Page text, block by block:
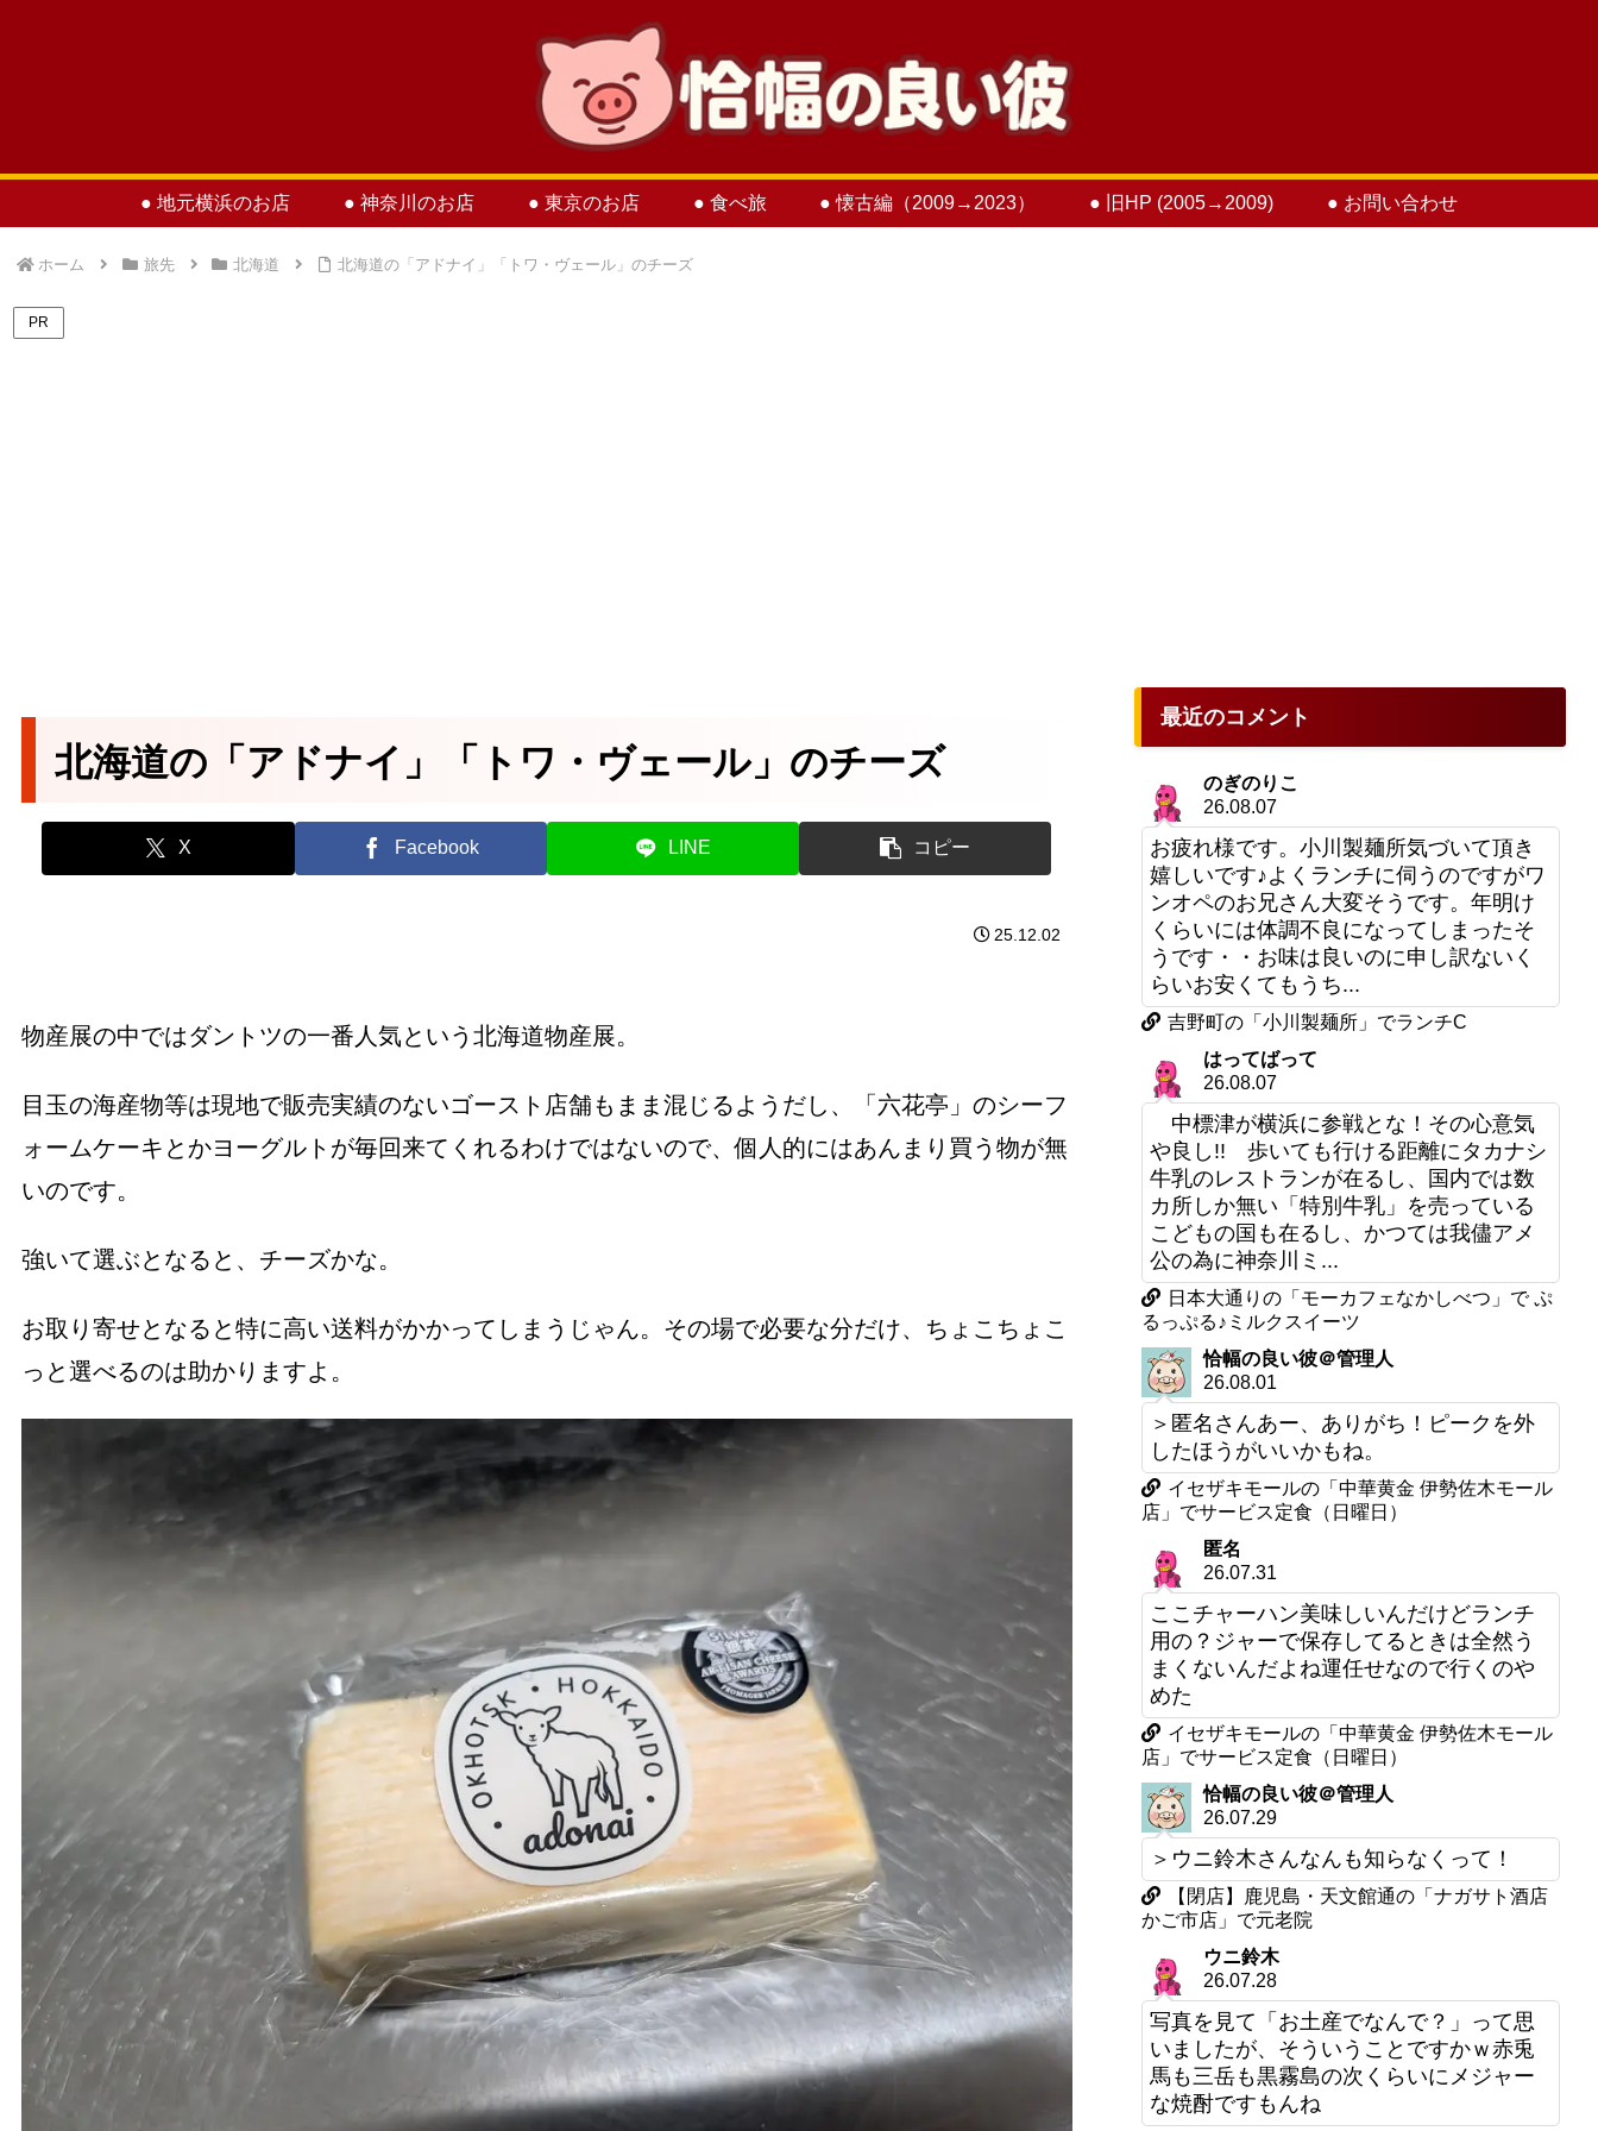
● 地元横浜のお店 ● 神奈川のお店 ● 東京のお店 ● 食べ旅 ● 懐古編（2009→2023） ● 旧HP (2005→2009) ● お問い合わせ
ホーム 旅先 北海道 北海道の「アドナイ」「トワ・ヴェール」のチーズ
PR
北海道の「アドナイ」「トワ・ヴェール」のチーズ
X Facebook LINE コピー
25.12.02
物産展の中ではダントツの一番人気という北海道物産展。
目玉の海産物等は現地で販売実績のないゴースト店舗もまま混じるようだし、「六花亭」のシーフ
ォームケーキとかヨーグルトが毎回来てくれるわけではないので、個人的にはあんまり買う物が無
いのです。
強いて選ぶとなると、チーズかな。
お取り寄せとなると特に高い送料がかかってしまうじゃん。その場で必要な分だけ、ちょこちょこ
っと選べるのは助かりますよ。
最近のコメント
のぎのりこ
26.08.07
お疲れ様です。小川製麺所気づいて頂き
嬉しいです♪よくランチに伺うのですがワ
ンオペのお兄さん大変そうです。年明け
くらいには体調不良になってしまったそ
うです・・お味は良いのに申し訳ないく
らいお安くてもうち...
吉野町の「小川製麺所」でランチC
はってばって
26.08.07
中標津が横浜に参戦とな！その心意気
や良し!! 歩いても行ける距離にタカナシ
牛乳のレストランが在るし、国内では数
カ所しか無い「特別牛乳」を売っている
こどもの国も在るし、かつては我儘アメ
公の為に神奈川ミ...
日本大通りの「モーカフェなかしべつ」で ぷ
るっぷる♪ミルクスイーツ
恰幅の良い彼＠管理人
26.08.01
＞匿名さんあー、ありがち！ピークを外
したほうがいいかもね。
イセザキモールの「中華黄金 伊勢佐木モール
店」でサービス定食（日曜日）
匿名
26.07.31
ここチャーハン美味しいんだけどランチ
用の？ジャーで保存してるときは全然う
まくないんだよね運任せなので行くのや
めた
イセザキモールの「中華黄金 伊勢佐木モール
店」でサービス定食（日曜日）
恰幅の良い彼＠管理人
26.07.29
＞ウニ鈴木さんなんも知らなくって！
【閉店】鹿児島・天文館通の「ナガサト酒店
かご市店」で元老院
ウニ鈴木
26.07.28
写真を見て「お土産でなんで？」って思
いましたが、そういうことですかｗ赤兎
馬も三岳も黒霧島の次くらいにメジャー
な焼酎ですもんね